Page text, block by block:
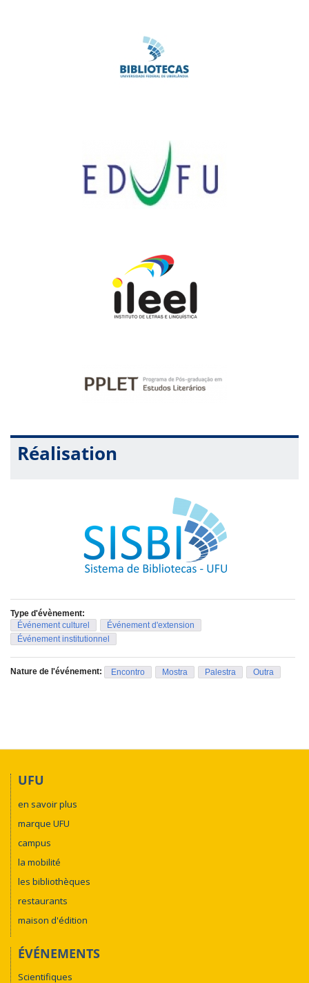
Réalisation
Type d'évènement:
Événement culturel
Événement d'extension
Événement institutionnel
Nature de l'événement: Encontro Mostra Palestra Outra
UFU
en savoir plus
marque UFU
campus
la mobilité
les bibliothèques
restaurants
maison d'édition
ÉVÉNEMENTS
Scientifiques